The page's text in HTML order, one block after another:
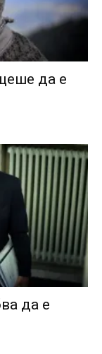
да е
да е